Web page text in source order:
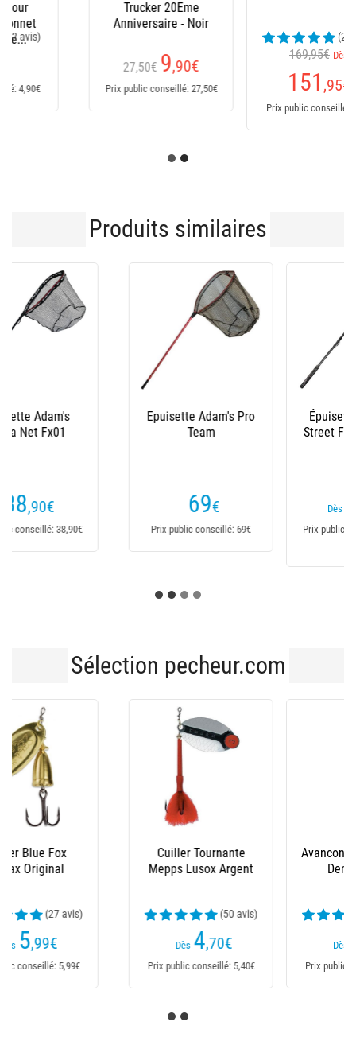
,95€
Prix public conseillé: 170€
Prix public conseillé: 235€
Produits similaires
Épuisette Fox Rage
Street Fighter Carbon
Prix public conseillé: 89,99€
Ensemble Epuisette
Daiwa Iso Street /
Prix public conseillé:
Sélection pecheur.com
Avancon Mepps Lusox
Demontable
(12 avis)
Prix public conseillé: 2,10€
Spinnerbait Savage
Gear Da'bush
(11 avis)
Prix public conseillé: 17,99€